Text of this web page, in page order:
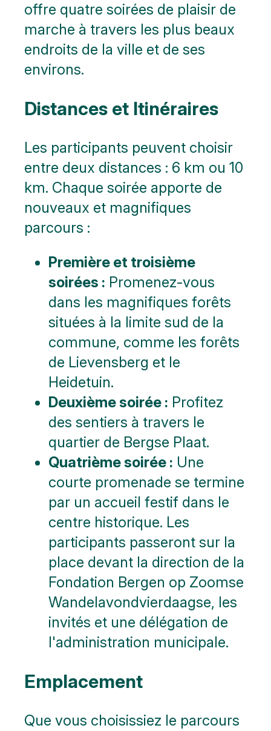
offre quatre soirées de plaisir de
marche à travers les plus beaux
endroits de la ville et de ses
environs.
Distances et Itinéraires
Les participants peuvent choisir
entre deux distances : 6 km ou 10
km. Chaque soirée apporte de
nouveaux et magnifiques
parcours :
Première et troisième
soirées : Promenez-vous
dans les magnifiques forêts
situées à la limite sud de la
commune, comme les forêts
de Lievensberg et le
Heidetuin.
Deuxième soirée : Profitez
des sentiers à travers le
quartier de Bergse Plaat.
Quatrième soirée : Une
courte promenade se termine
par un accueil festif dans le
centre historique. Les
participants passeront sur la
place devant la direction de la
Fondation Bergen op Zoomse
Wandelavondvierdaagse, les
invités et une délégation de
l'administration municipale.
Emplacement
Que vous choisissiez le parcours